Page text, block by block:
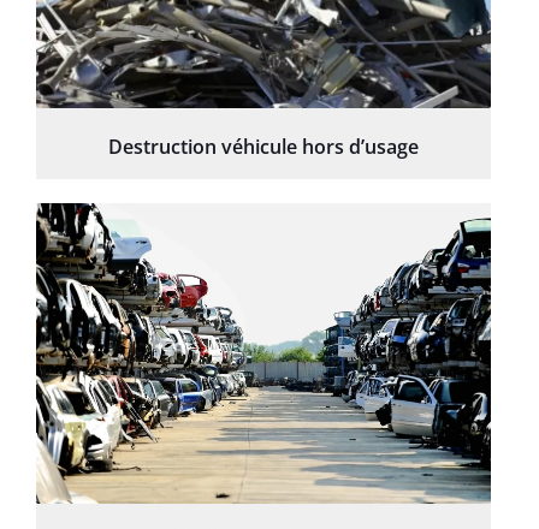
Destruction véhicule hors d’usage